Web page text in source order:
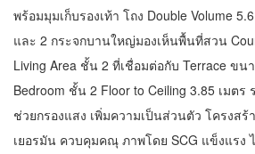
พร้อมมุมเก็บรองเท้า โถง Double Volume
และ 2 กระจกบานใหญ่มองเห็นพื้นที่สวน
Living Area ชั้น 2 ที่เชื่อมต่อกับ Terrace ข
Bedroom ชั้น 2 Floor to Ceiling 3.85 เมต
ช่วยกรองแสง เพิ่มความเป็นส่วนตัว โครงส
เยอรมัน ควบคุมคณุ ภาพโดย SCG แข็งแรง